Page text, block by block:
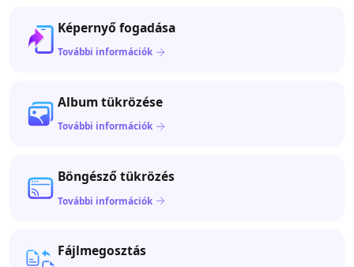
Képernyő fogadása
További információk
Album tükrözése
További információk
Böngésző tükrözés
További információk
Fájlmegosztás